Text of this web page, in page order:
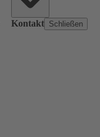
Kontakt Schließen